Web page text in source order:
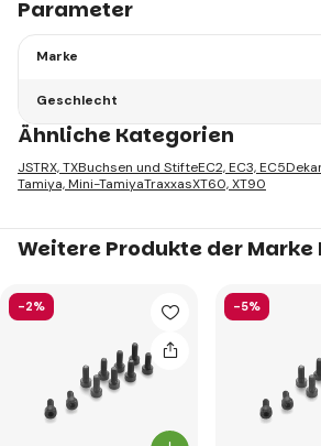
Parameter
Marke
Geschlecht
Ähnliche Kategorien
JSTRX, TXBuchsen und StifteEC2, EC3, EC5
Tamiya, Mini-TamiyaTraxxasXT60, XT90
Weitere Produkte der Marke
-2% -5%